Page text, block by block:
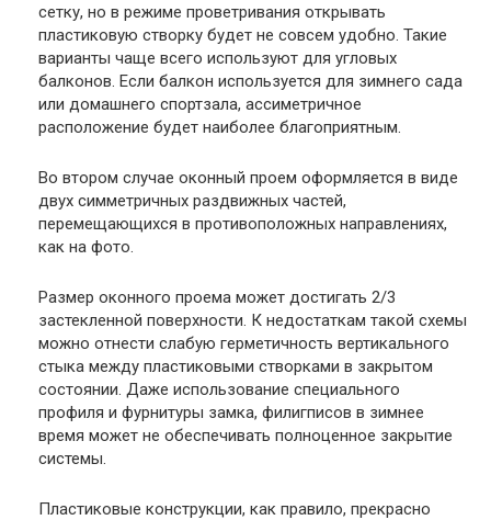
сетку, но в режиме проветривания открывать
пластиковую створку будет не совсем удобно. Такие
варианты чаще всего используют для угловых
балконов. Если балкон используется для зимнего сада
или домашнего спортзала, ассиметричное
расположение будет наиболее благоприятным.
Во втором случае оконный проем оформляется в виде
двух симметричных раздвижных частей,
перемещающихся в противоположных направлениях,
как на фото.
Размер оконного проема может достигать 2/3
застекленной поверхности. К недостаткам такой схемы
можно отнести слабую герметичность вертикального
стыка между пластиковыми створками в закрытом
состоянии. Даже использование специального
профиля и фурнитуры замка, филигписов в зимнее
время может не обеспечивать полноценное закрытие
системы.
Пластиковые конструкции, как правило, прекрасно